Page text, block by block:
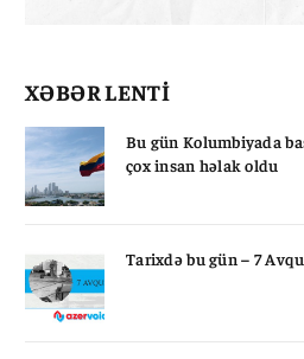
XƏBƏR LENTİ
Bu gün Kolumbiyada
çox insan həlak oldu
Tarixdə bu gün – 7